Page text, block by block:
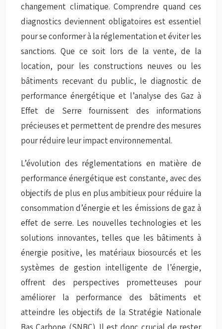
changement climatique. Comprendre quand ces
diagnostics deviennent obligatoires est essentiel
pour se conformer à la réglementation et éviter les
sanctions. Que ce soit lors de la vente, de la
location, pour les constructions neuves ou les
bâtiments recevant du public, le diagnostic de
performance énergétique et l’analyse des Gaz à
Effet de Serre fournissent des informations
précieuses et permettent de prendre des mesures
pour réduire leur impact environnemental.
L’évolution des réglementations en matière de
performance énergétique est constante, avec des
objectifs de plus en plus ambitieux pour réduire la
consommation d’énergie et les émissions de gaz à
effet de serre. Les nouvelles technologies et les
solutions innovantes, telles que les bâtiments à
énergie positive, les matériaux biosourcés et les
systèmes de gestion intelligente de l’énergie,
offrent des perspectives prometteuses pour
améliorer la performance des bâtiments et
atteindre les objectifs de la Stratégie Nationale